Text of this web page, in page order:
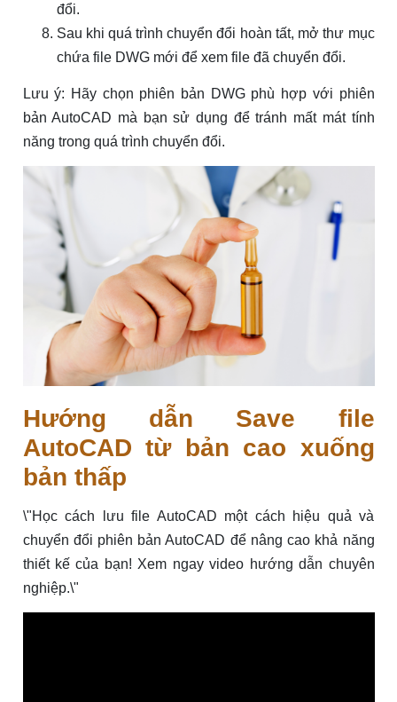
đổi.
Sau khi quá trình chuyển đổi hoàn tất, mở thư mục
chứa file DWG mới để xem file đã chuyển đổi.
Lưu ý: Hãy chọn phiên bản DWG phù hợp với phiên
bản AutoCAD mà bạn sử dụng để tránh mất mát tính
năng trong quá trình chuyển đổi.
Hướng dẫn Save file
AutoCAD từ bản cao xuống
bản thấp
\"Học cách lưu file AutoCAD một cách hiệu quả và
chuyển đổi phiên bản AutoCAD để nâng cao khả năng
thiết kế của bạn! Xem ngay video hướng dẫn chuyên
nghiệp.\"